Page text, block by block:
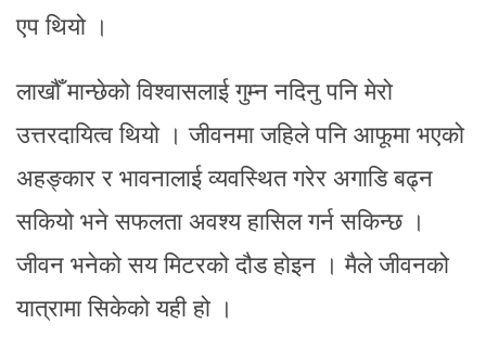
एप थियो ।
लाखौँ मान्छेको विश्वासलाई गुम्न नदिनु पनि मेरो
उत्तरदायित्व थियो । जीवनमा जहिले पनि आफूमा भएको
अहङ्कार र भावनालाई व्यवस्थित गरेर अगाडि बढ्न
सकियो भने सफलता अवश्य हासिल गर्न सकिन्छ ।
जीवन भनेको सय मिटरको दौड होइन । मैले जीवनको
यात्रामा सिकेको यही हो ।